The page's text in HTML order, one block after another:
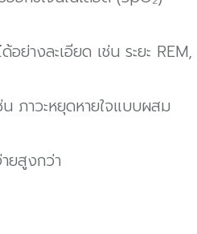
ย่างละเอียด เช่น ระยะ REM,
ภาวะหยุดหายใจแบบผสม
ยสูงกว่า